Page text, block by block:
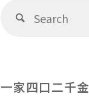
Search
一家四口二千金